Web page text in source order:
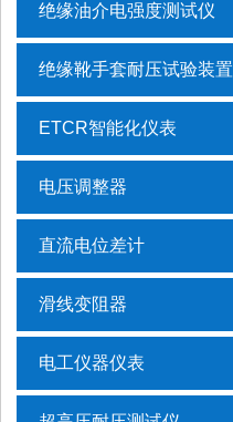
绝缘油介电强度测试仪
绝缘靴手套耐压试验装置
ETCR智能化仪表
电压调整器
直流电位差计
滑线变阻器
电工仪器仪表